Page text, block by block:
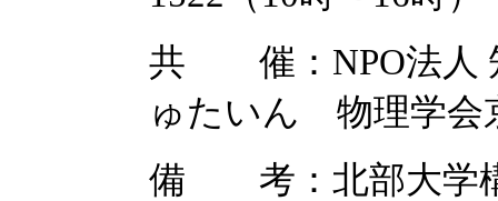
共 催：NPO法人
ゅたいん 物理学会
備 考：北部大学構